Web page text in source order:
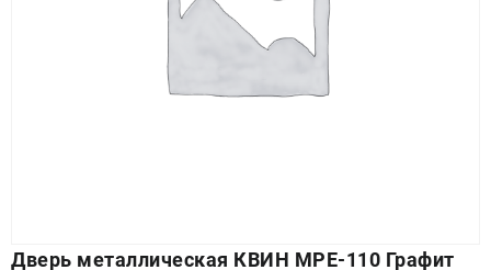
Дверь металлическая КВИН МРЕ-110 Графит